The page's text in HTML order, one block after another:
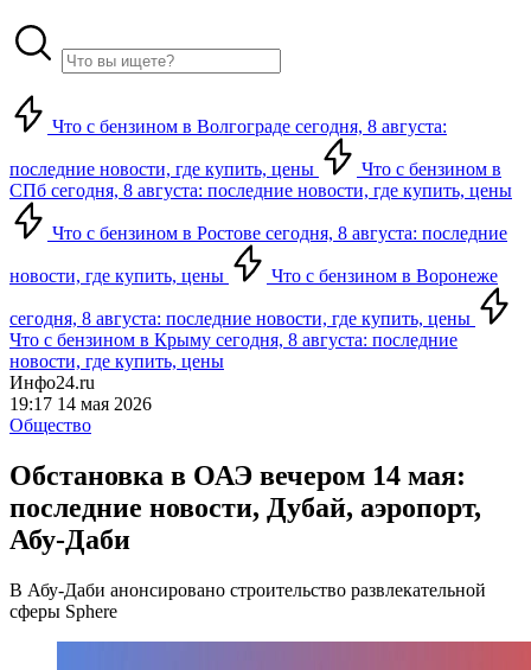
Что с бензином в Волгограде сегодня, 8 августа:
последние новости, где купить, цены
Что с бензином в
СПб сегодня, 8 августа: последние новости, где купить, цены
Что с бензином в Ростове сегодня, 8 августа: последние
новости, где купить, цены Что с бензином в Воронеже
сегодня, 8 августа: последние новости, где купить, цены
Что с бензином в Крыму сегодня, 8 августа: последние
новости, где купить, цены
Инфо24.ru
19:17 14 мая 2026
Общество
Обстановка в ОАЭ вечером 14 мая:
последние новости, Дубай, аэропорт,
Абу-Даби
В Абу-Даби анонсировано строительство развлекательной
сферы Sphere